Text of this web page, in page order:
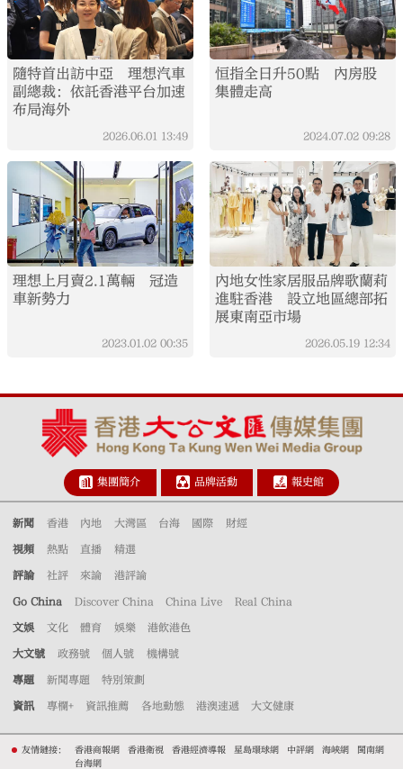
隨特首出訪中亞 理想汽車
副總裁：依託香港平台加速
布局海外
2026.06.01 13:49
恒指全日升50點 內房股
集體走高
2024.07.02 09:28
理想上月賣2.1萬輛 冠造
車新勢力
2023.01.02 00:35
內地女性家居服品牌歌蘭莉
進駐香港 設立地區總部拓
展東南亞市場
2026.05.19 12:34
集團簡介 品牌活動 報史館
新聞 香港 內地 大灣區 台海 國際 財經
視頻 熱點 直播 精選
評論 社評 來論 港評論
Go China Discover China China Live Real China
文娛 文化 體育 娛樂 港飲港色
大文號 政務號 個人號 機構號
專題 新聞專題 特別策劃
資訊 專欄+ 資訊推薦 各地動態 港澳速遞 大文健康
友情鏈接： 香港商報網 香港衛視 香港經濟導報 星島環球網 中評網 海峽網
閩南網
台海網